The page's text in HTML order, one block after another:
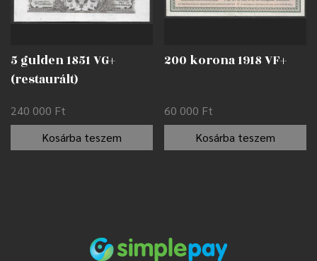
5 gulden 1851 VG+
(restaurált)
240 000 Ft
Kosárba teszem
200 korona 1918 VF+
60 000 Ft
Kosárba teszem